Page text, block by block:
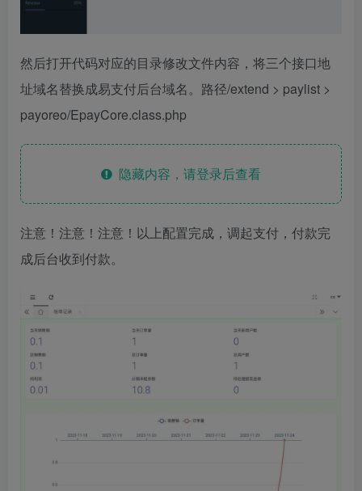
然后打开代码对应的目录修改文件内容，将三个接口地
址域名替换成易支付后台域名。路径/extend > paylist >
payoreo/EpayCore.class.php
隐藏内容，请登录后查看
注意！注意！注意！以上配置完成，调起支付，付款完
成后台收到付款。